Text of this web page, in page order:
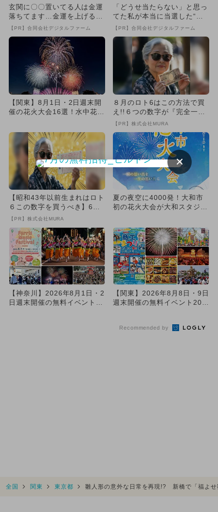
玄関に〇〇置いてる人は金運
落ちてます…金運を上げる方
法とは
【PR】合同会社デジタルファーム
「どうせ当たらない」と思っ
てた私が本当に当選した“買
い方”がこれ
【PR】合同会社デジタルファーム
【関東】8月1日・2日週末開
催の花火大会16選！水中花
８月のロト6はこの方法で買
え!!６つの数字が『完全一
致』する方法
【PR】株式会社MURA
【昭和43年以前生まれはロト
６この数字を買うべき】6つ
の数字が「完全一致」する
【PR】株式会社MURA
夏の夜空に4000発！大和市
初の花火大会が大和スタジア
【神奈川】2026年8月1日・2
日週末開催の無料イベント8
【関東】2026年8月8日・9日
週末開催の無料イベント20選
Recommended by
全国 関東 東京都 雛人形の意外な日常を再現!? 新橋で「福よせ
×